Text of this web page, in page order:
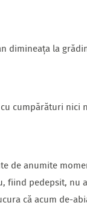
dimineața la
cumpărături nici
de anumite
fiind pedepsit, nu
că acum de-